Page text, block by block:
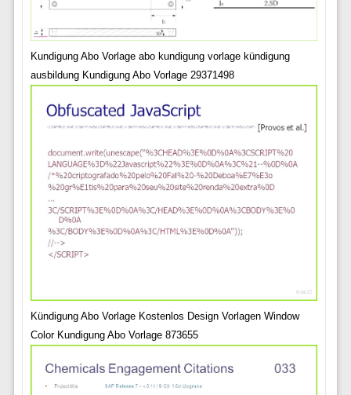
Kundigung Abo Vorlage abo kundigung vorlage kündigung
ausbildung Kundigung Abo Vorlage 29371498
Kündigung Abo Vorlage Kostenlos Design Vorlagen Window
Color Kundigung Abo Vorlage 873655